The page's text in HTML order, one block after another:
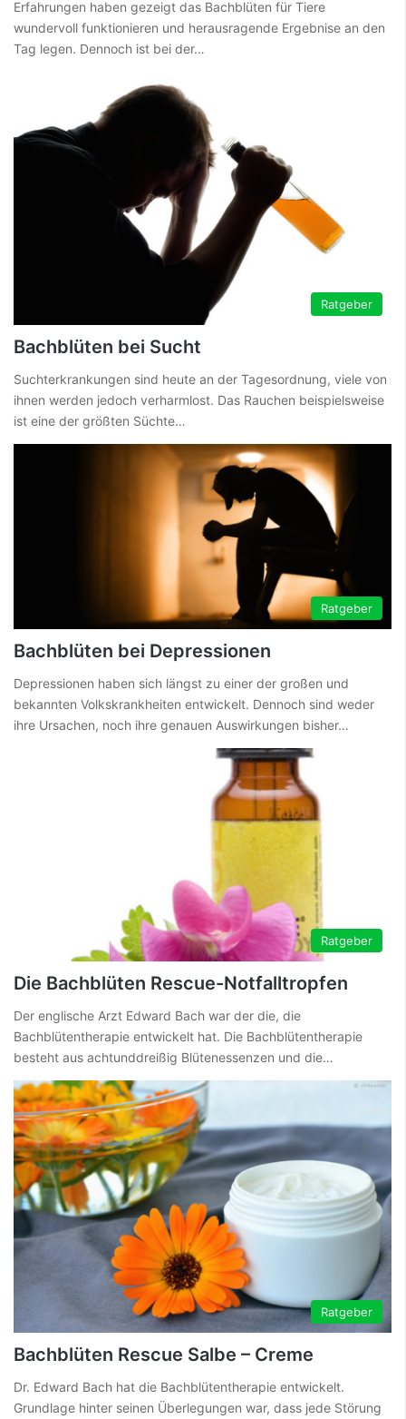
Erfahrungen haben gezeigt das Bachblüten für Tiere
wundervoll funktionieren und herausragende Ergebnise an den
Tag legen. Dennoch ist bei der…
Ratgeber
Bachblüten bei Sucht
Suchterkrankungen sind heute an der Tagesordnung, viele von
ihnen werden jedoch verharmlost. Das Rauchen beispielsweise
ist eine der größten Süchte…
Ratgeber
Bachblüten bei Depressionen
Depressionen haben sich längst zu einer der großen und
bekannten Volkskrankheiten entwickelt. Dennoch sind weder
ihre Ursachen, noch ihre genauen Auswirkungen bisher…
Ratgeber
Die Bachblüten Rescue-Notfalltropfen
Der englische Arzt Edward Bach war der die, die
Bachblütentherapie entwickelt hat. Die Bachblütentherapie
besteht aus achtunddreißig Blütenessenzen und die…
Ratgeber
Bachblüten Rescue Salbe – Creme
Dr. Edward Bach hat die Bachblütentherapie entwickelt.
Grundlage hinter seinen Überlegungen war, dass jede Störung